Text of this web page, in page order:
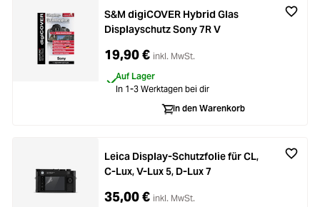
S&M digiCOVER Hybrid Glas
Displayschutz Sony 7R V
19,90 € inkl. MwSt.
Auf Lager
In 1-3 Werktagen bei dir
In den Warenkorb
Leica Display-Schutzfolie für CL,
C-Lux, V-Lux 5, D-Lux 7
35,00 € inkl. MwSt.